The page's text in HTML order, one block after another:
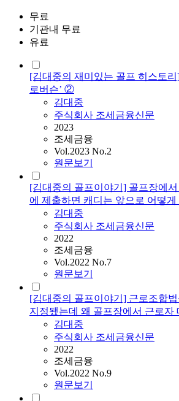
무료
기관내 무료
유료
[김대중의 재미있는 골프 히스토리
로버슨’ ②
김대중
주식회사 조세금융신문
2023
조세금융
Vol.2023 No.2
원문보기
[김대중의 골프이야기] 골프장에
에 제출하면 캐디는 앞으로 어떻게
김대중
주식회사 조세금융신문
2022
조세금융
Vol.2022 No.7
원문보기
[김대중의 골프이야기] 근로조합
지정됐는데 왜 골프장에서 근로자
김대중
주식회사 조세금융신문
2022
조세금융
Vol.2022 No.9
원문보기